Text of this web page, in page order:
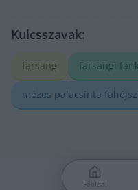
Kulcsszavak:
farsang farsangi
mézes palacsinta
Főoldal